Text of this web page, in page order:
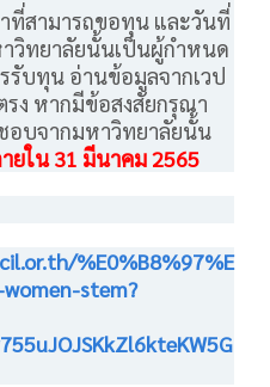
ที่สามารถขอทุน และวันที่
วิทยาลัยนั้นเป็นผู้กำหนด
บทุน อ่านข้อมูลจากเวป
ง หากมีข้อสงสัยกรุณา
อบจากมหาวิทยาลัยนั้น
ยใน 31 มีนาคม 2565
%E0%B8%97%E
stem?